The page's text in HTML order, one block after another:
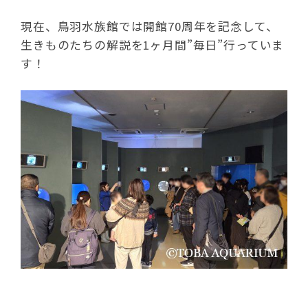
現在、鳥羽水族館では開館70周年を記念して、
生きものたちの解説を1ヶ月間”毎日”行っていま
す！